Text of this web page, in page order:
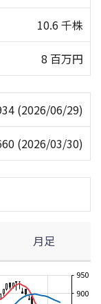
10.6 千株
8 百万円
(2026/06/29)
(2026/03/30)
月足
900
950